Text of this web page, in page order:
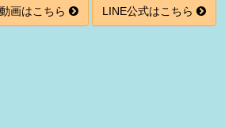
動画はこちら LINE公式はこちら